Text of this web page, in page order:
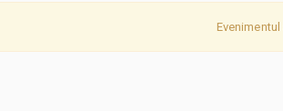
Evenimentul